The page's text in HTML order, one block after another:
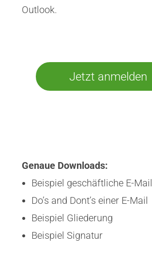
Outlook.
Jetzt anmelden
Genaue Downloads:
Beispiel geschäftliche E-Mail
Do’s and Dont’s einer E-Mail
Beispiel Gliederung
Beispiel Signatur